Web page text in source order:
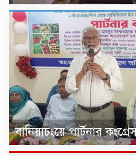
বানিয়াচংয়ে পার্টনার